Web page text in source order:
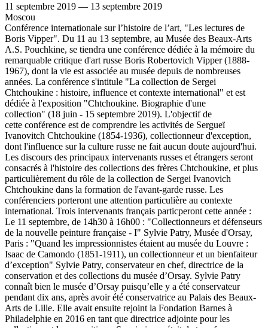
11 septembre 2019 — 13 septembre 2019
Moscou
Conférence internationale sur l’histoire de l’art, "Les lectures de
Boris Vipper". Du 11 au 13 septembre, au Musée des Beaux-Arts
A.S. Pouchkine, se tiendra une conférence dédiée à la mémoire du
remarquable critique d'art russe Boris Robertovich Vipper (1888-
1967), dont la vie est associée au musée depuis de nombreuses
années. La conférence s'intitule "La collection de Sergei
Chtchoukine : histoire, influence et contexte international" et est
dédiée à l'exposition "Chtchoukine. Biographie d'une
collection" (18 juin - 15 septembre 2019). L'objectif de
cette conférence est de comprendre les activités de Sergueï
Ivanovitch Chtchoukine (1854-1936), collectionneur d'exception,
dont l'influence sur la culture russe ne fait aucun doute aujourd'hui.
Les discours des principaux intervenants russes et étrangers seront
consacrés à l'histoire des collections des frères Chtchoukine, et plus
particulièrement du rôle de la collection de Sergei Ivanovich
Chtchoukine dans la formation de l'avant-garde russe. Les
conférenciers porteront une attention particulière au contexte
international. Trois intervenants français particperont cette année :
Le 11 septembre, de 14h30 à 16h00 : "Collectionneurs et défenseurs
de la nouvelle peinture française - I" Sylvie Patry, Musée d'Orsay,
Paris : "Quand les impressionnistes étaient au musée du Louvre :
Isaac de Camondo (1851-1911), un collectionneur et un bienfaiteur
d’exception" Sylvie Patry, conservateur en chef, directrice de la
conservation et des collections du musée d’Orsay. Sylvie Patry
connaît bien le musée d’Orsay puisqu’elle y a été conservateur
pendant dix ans, après avoir été conservatrice au Palais des Beaux-
Arts de Lille. Elle avait ensuite rejoint la Fondation Barnes à
Philadelphie en 2016 en tant que directrice adjointe pour les